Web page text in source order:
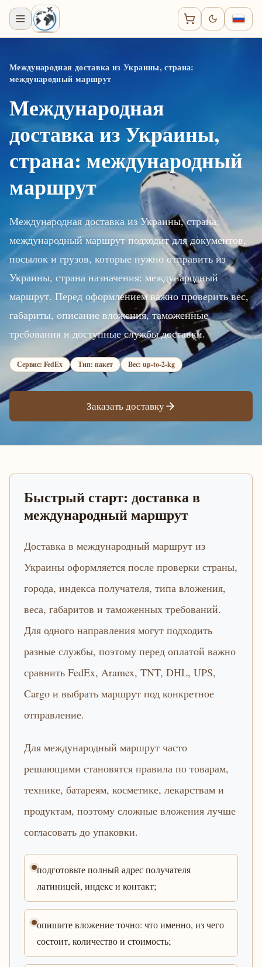
Международная доставка из Украины, страна:
международный маршрут
Международная
доставка из Украины,
страна: международный
маршрут
Международная доставка из Украины, страна:
международный маршрут подходит для документов,
посылок и грузов, которые нужно отправить из
Украины, страна назначения: международный
маршрут. Перед оформлением важно проверить вес,
габариты, описание вложения, таможенные
требования и доступные службы доставки.
Сервис: FedEx Тип: пакет Вес: up-to-2-kg
Заказать доставку
Быстрый старт: доставка в
международный маршрут
Доставка в международный маршрут из
Украины оформляется после проверки страны,
города, индекса получателя, типа вложения,
веса, габаритов и таможенных требований.
Для одного направления могут подходить
разные службы, поэтому перед оплатой важно
сравнить FedEx, Aramex, TNT, DHL, UPS,
Cargo и выбрать маршрут под конкретное
отправление.
Для международный маршрут часто
решающими становятся правила по товарам,
технике, батареям, косметике, лекарствам и
продуктам, поэтому сложные вложения лучше
согласовать до упаковки.
подготовьте полный адрес получателя
латиницей, индекс и контакт;
опишите вложение точно: что именно, из чего
состоит, количество и стоимость;